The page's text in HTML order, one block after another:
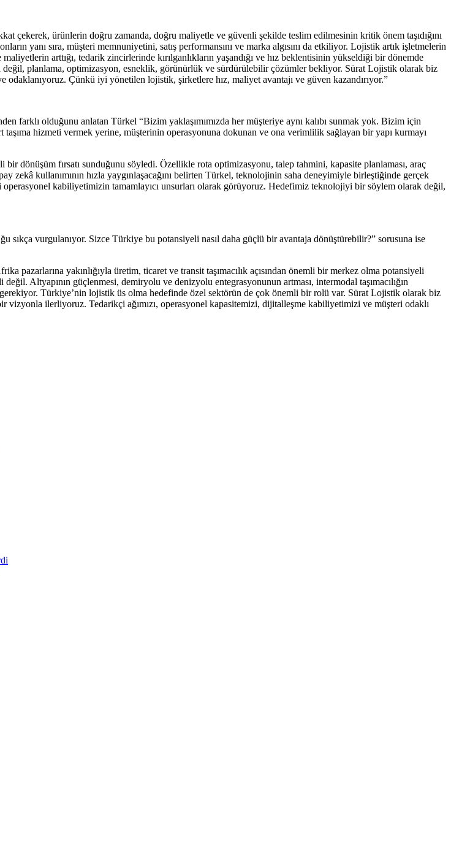
çekerek, ürünlerin doğru zamanda, doğru maliyetle ve güvenli şekilde teslim edilmesinin kritik önem taşıdığını
yanı sıra, müşteri memnuniyetini, satış performansını ve marka algısını da etkiliyor. Lojistik artık işletmelerin
arttığı, tedarik zincirlerinde kırılganlıkların yaşandığı ve hız beklentisinin yükseldiği bir dönemde
planlama, optimizasyon, esneklik, görünürlük ve sürdürülebilir çözümler bekliyor. Sürat Lojistik olarak biz
Çünkü iyi yönetilen lojistik, şirketlere hız, maliyet avantajı ve güven kazandırıyor.”
farklı olduğunu anlatan Türkel “Bizim yaklaşımımızda her müşteriye aynı kalıbı sunmak yok. Bizim için
hizmeti vermek yerine, müşterinin operasyonuna dokunan ve ona verimlilik sağlayan bir yapı kurmayı
dönüşüm fırsatı sunduğunu söyledi. Özellikle rota optimizasyonu, talep tahmini, kapasite planlaması, araç
zekâ kullanımının hızla yaygınlaşacağını belirten Türkel, teknolojinin saha deneyimiyle birleştiğinde gerçek
kabiliyetimizin tamamlayıcı unsurları olarak görüyoruz. Hedefimiz teknolojiyi bir söylem olarak değil,
vurgulanıyor. Sizce Türkiye bu potansiyeli nasıl daha güçlü bir avantaja dönüştürebilir?” sorusuna ise
yakınlığıyla üretim, ticaret ve transit taşımacılık açısından önemli bir merkez olma potansiyeli
Altyapının güçlenmesi, demiryolu ve denizyolu entegrasyonunun artması, intermodal taşımacılığın
Türkiye’nin lojistik üs olma hedefinde özel sektörün de çok önemli bir rolü var. Sürat Lojistik olarak biz
ilerliyoruz. Tedarikçi ağımızı, operasyonel kapasitemizi, dijitalleşme kabiliyetimizi ve müşteri odaklı